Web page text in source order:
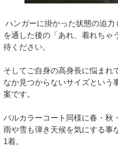
ハンガーに掛かった状態の迫
を通した後の「あれ、着れちゃ
待ください。
そしてご自身の高身長に悩まれ
なか見つからないサイズという
案です。
バルカラーコート同様に春・秋
雨や雪も弾き天候を気にする事
1着。